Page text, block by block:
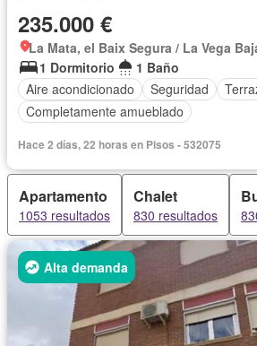
235.000 €
La Mata, el Baix Segura / La Vega
1 Dormitorio
1 Baño
Aire acondicionado
Seguridad
Completamente amueblado
Hace 2 días, 22 horas en Pisos - 532075
Apartamento
1053 resultados
Chalet
830 resultados
Alta demanda